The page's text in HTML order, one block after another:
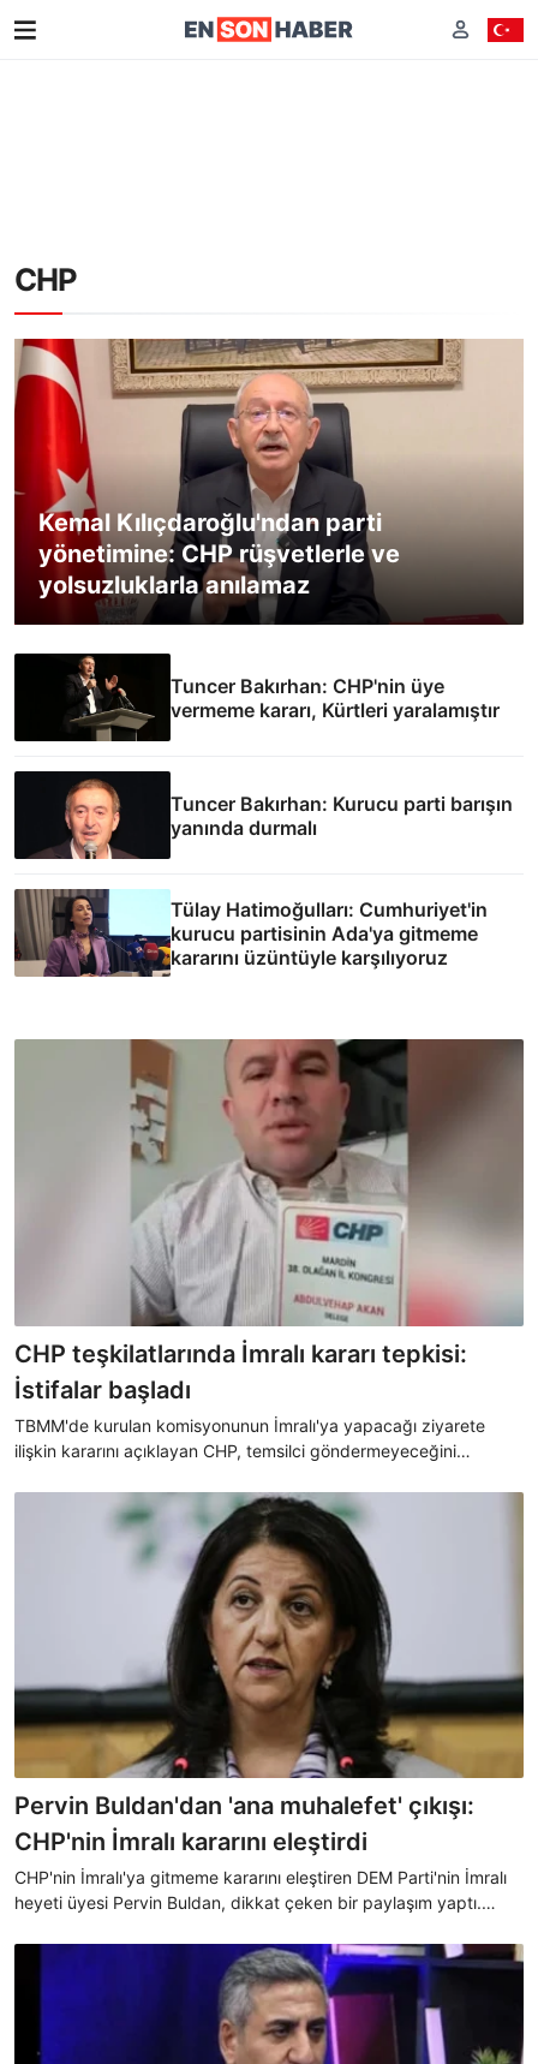
CHP
Kemal Kılıçdaroğlu'ndan parti
yönetimine: CHP rüşvetlerle ve
yolsuzluklarla anılamaz
Tuncer Bakırhan: CHP'nin üye
vermeme kararı, Kürtleri yaralamıştır
Tuncer Bakırhan: Kurucu parti barışın
yanında durmalı
Tülay Hatimoğulları: Cumhuriyet'in
kurucu partisinin Ada'ya gitmeme
kararını üzüntüyle karşılıyoruz
CHP teşkilatlarında İmralı kararı tepkisi:
İstifalar başladı
TBMM'de kurulan komisyonunun İmralı'ya yapacağı ziyarete
ilişkin kararını açıklayan CHP, temsilci göndermeyeceğini
ve İnsan Hakları Komisyonu Başkanı Abdulvehap Akan,
partisinden istifa ettiğini yayınladığı video mesaj ile duyurdu.
Pervin Buldan'dan 'ana muhalefet' çıkışı:
CHP'nin İmralı kararını eleştirdi
CHP'nin İmralı'ya gitmeme kararını eleştiren DEM Parti'nin İmralı
heyeti üyesi Pervin Buldan, dikkat çeken bir paylaşım yaptı.
Buldan, tepkilerin ardından paylaşımını sildi.